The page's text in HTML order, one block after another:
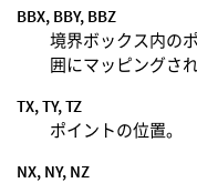
BBX, BBY, BBZ
境界ボックス内の
囲にマッピングされ
TX, TY, TZ
ポイントの位置。
NX, NY, NZ